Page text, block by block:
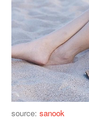
source: sanook